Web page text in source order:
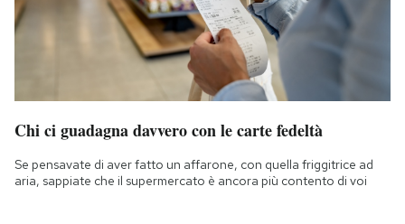
Chi ci guadagna davvero con le carte fedeltà
Se pensavate di aver fatto un affarone, con quella friggitrice ad
aria, sappiate che il supermercato è ancora più contento di voi